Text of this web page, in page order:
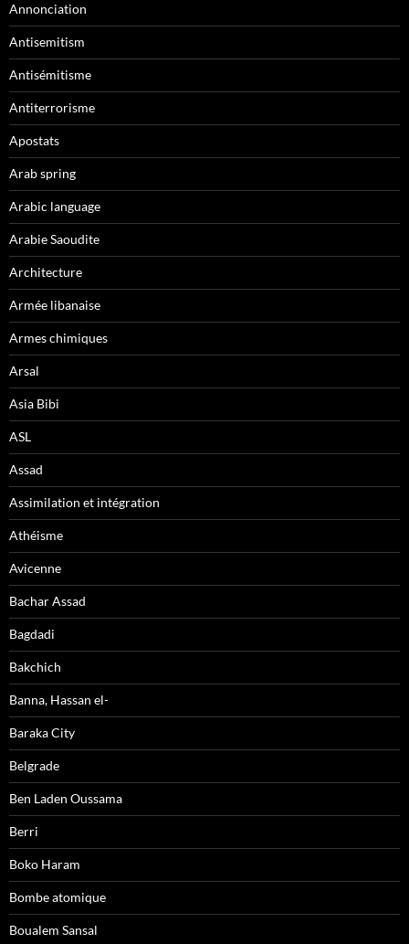
Annonciation
Antisemitism
Antisémitisme
Antiterrorisme
Apostats
Arab spring
Arabic language
Arabie Saoudite
Architecture
Armée libanaise
Armes chimiques
Arsal
Asia Bibi
ASL
Assad
Assimilation et intégration
Athéisme
Avicenne
Bachar Assad
Bagdadi
Bakchich
Banna, Hassan el-
Baraka City
Belgrade
Ben Laden Oussama
Berri
Boko Haram
Bombe atomique
Boualem Sansal